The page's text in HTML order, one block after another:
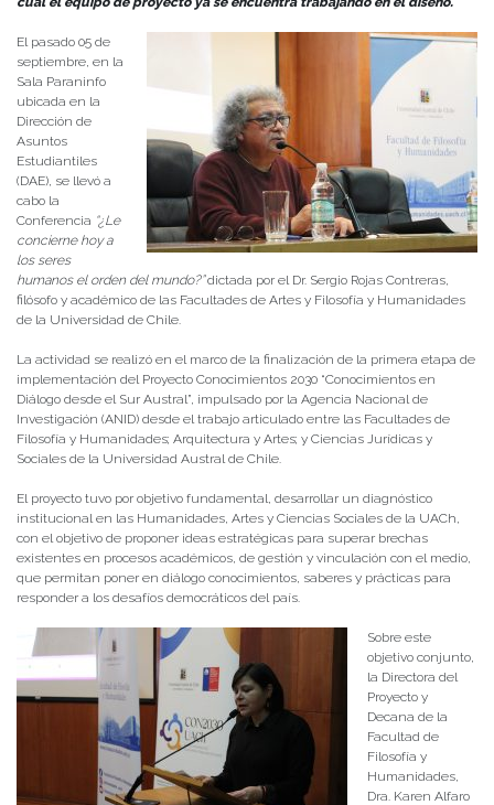
El pasado 05 de
septiembre, en la
Sala Paraninfo
ubicada en la
Dirección de
Asuntos
Estudiantiles
(DAE), se llevó a
cabo la
Conferencia “¿Le
concierne hoy a
los seres
humanos el orden del mundo?”dictada por el Dr. Sergio Rojas Contreras,
filósofo y académico de las Facultades de Artes y Filosofía y Humanidades
de la Universidad de Chile.
La actividad se realizó en el marco de la finalización de la primera etapa de
implementación del Proyecto Conocimientos 2030 “Conocimientos en
Diálogo desde el Sur Austral”, impulsado por la Agencia Nacional de
Investigación (ANID) desde el trabajo articulado entre las Facultades de
Filosofía y Humanidades; Arquitectura y Artes; y Ciencias Jurídicas y
Sociales de la Universidad Austral de Chile.
El proyecto tuvo por objetivo fundamental, desarrollar un diagnóstico
institucional en las Humanidades, Artes y Ciencias Sociales de la UACh,
con el objetivo de proponer ideas estratégicas para superar brechas
existentes en procesos académicos, de gestión y vinculación con el medio,
que permitan poner en diálogo conocimientos, saberes y prácticas para
responder a los desafíos democráticos del país.
Sobre este
objetivo conjunto,
la Directora del
Proyecto y
Decana de la
Facultad de
Filosofía y
Humanidades,
Dra. Karen Alfaro